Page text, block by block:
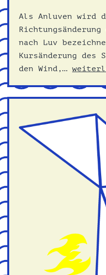
Als Anluven wird
nach Luv
Kursänderung des
den Wind,… Anluven